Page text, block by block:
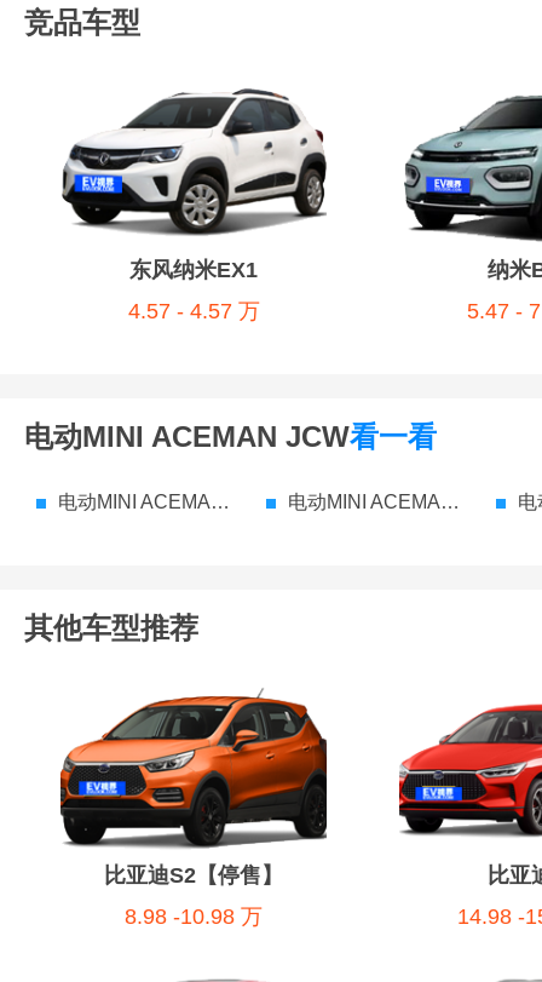
竞品车型
东风纳米EX1
4.57 - 4.57 万
纳米
5.47 -
电动MINI ACEMAN JCW看一看
电动MINI ACEMAN JCW 参数配置 电动MINI ACEMAN JCW 价格 电
其他车型推荐
比亚迪S2【停售】
8.98 -10.98 万
比亚
14.98 -